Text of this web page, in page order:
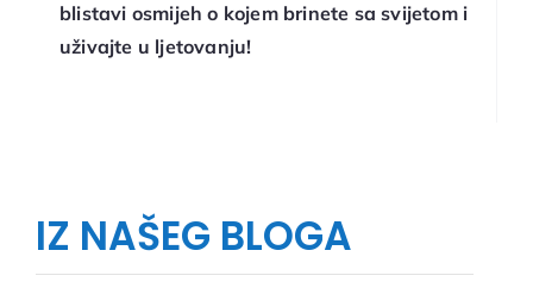
blistavi osmijeh o kojem brinete sa svijetom i
uživajte u ljetovanju!
IZ NAŠEG BLOGA